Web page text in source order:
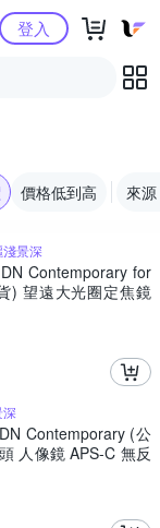
心
登入
價格低到高 來源
景深
Contemporary for
) 望遠大光圈定焦鏡
用鏡頭
深
Contemporary (公
人像鏡 APS-C 無反